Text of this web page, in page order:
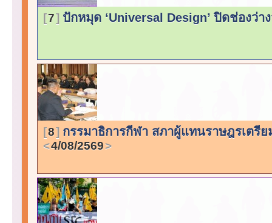
7 ปักหมุด ‘Universal Design’ ปิดช่องว่า
8 กรรมาธิการกีฬา สภาผู้แทนราษฎรเต
4/08/2569